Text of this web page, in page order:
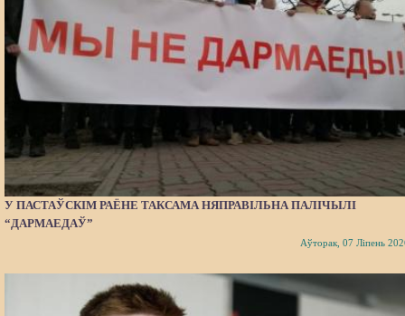
У ПАСТАЎСКІМ РАЁНЕ ТАКСАМА НЯПРАВІЛЬНА ПАЛІЧЫЛІ
“ДАРМАЕДАЎ”
Аўторак, 07 Ліпень